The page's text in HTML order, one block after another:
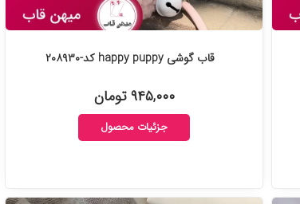
قاب گوشی happy puppy کد-۲۰۸۹۳۰
۹۴۵,۰۰۰ تومان
جزئیات محصول